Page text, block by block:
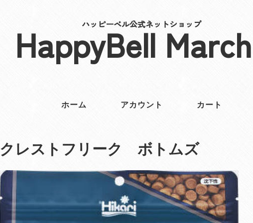
ハッピーベル公式ネットショップ
HappyBell
ホーム アカウント カート
クレストフリーク ボトムズ